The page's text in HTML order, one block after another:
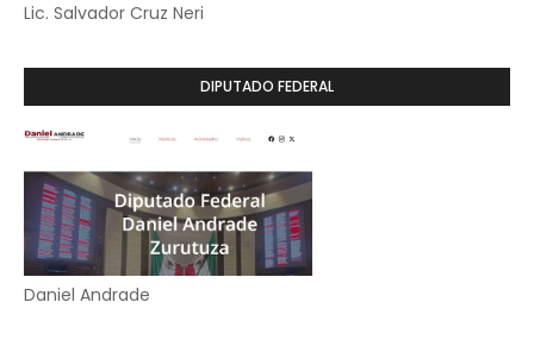
Lic. Salvador Cruz Neri
DIPUTADO FEDERAL
Daniel Andrade